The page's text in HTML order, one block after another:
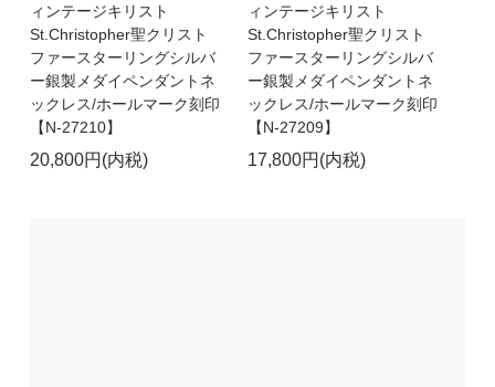
ィンテージキリスト
St.Christopher聖クリスト
ファースターリングシルバ
ー銀製メダイペンダントネ
ックレス/ホールマーク刻印
【N-27210】
20,800円(内税)
ィンテージキリスト
St.Christopher聖クリスト
ファースターリングシルバ
ー銀製メダイペンダントネ
ックレス/ホールマーク刻印
【N-27209】
17,800円(内税)